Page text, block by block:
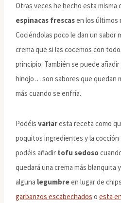
Otras veces he hecho esta misma
espinacas frescasen los últimos
Cociéndolas poco le dan un sabor
crema que si las cocemos con
principio. También se puede
hinojo… son sabores que quedan
más cuando se enfría.
Podéis variaresta receta como
poquitos ingredientes y la cocción
podéis añadir tofu sedoso
quedará una crema más blanquita
alguna legumbreen lugar de
garbanzos escabechados o esta